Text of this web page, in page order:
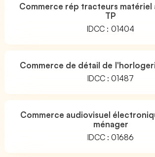
Commerce rép tracteurs matériel
TP
IDCC : 01404
Commerce de détail de
IDCC : 01487
Commerce audiovisuel
ménager
IDCC : 01686